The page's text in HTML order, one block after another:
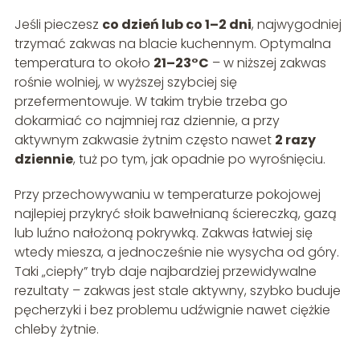
Jeśli pieczesz co dzień lub co 1–2 dni, najwygodniej
trzymać zakwas na blacie kuchennym. Optymalna
temperatura to około 21–23°C – w niższej zakwas
rośnie wolniej, w wyższej szybciej się
przefermentowuje. W takim trybie trzeba go
dokarmiać co najmniej raz dziennie, a przy
aktywnym zakwasie żytnim często nawet 2 razy
dziennie, tuż po tym, jak opadnie po wyrośnięciu.
Przy przechowywaniu w temperaturze pokojowej
najlepiej przykryć słoik bawełnianą ściereczką, gazą
lub luźno nałożoną pokrywką. Zakwas łatwiej się
wtedy miesza, a jednocześnie nie wysycha od góry.
Taki „ciepły” tryb daje najbardziej przewidywalne
rezultaty – zakwas jest stale aktywny, szybko buduje
pęcherzyki i bez problemu udźwignie nawet ciężkie
chleby żytnie.